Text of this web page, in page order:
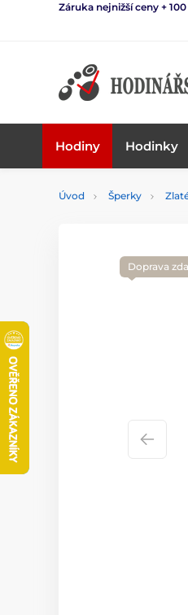
Záruka nejnižší ceny +
Hodiny Hodinky
Úvod Šperky
Doprava